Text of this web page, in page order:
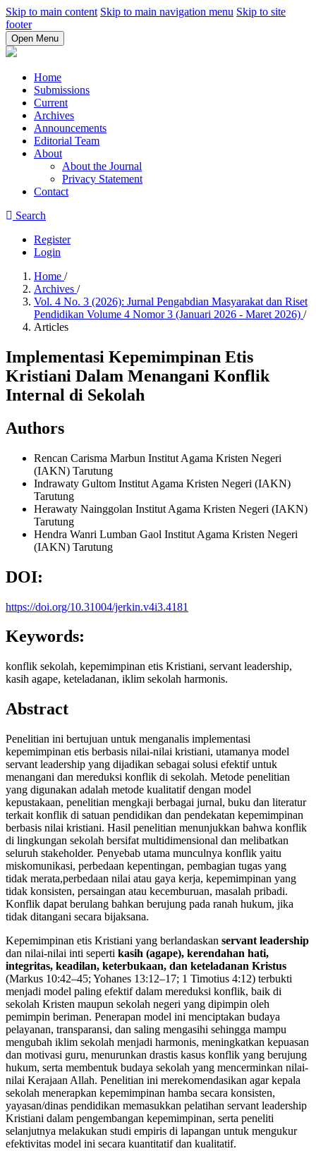
Skip to main content Skip to main navigation menu Skip to site
footer
Open Menu
Home
Submissions
Current
Archives
Announcements
Editorial Team
About
About the Journal
Privacy Statement
Contact
Search
Register
Login
Home /
Archives /
Vol. 4 No. 3 (2026): Jurnal Pengabdian Masyarakat dan Riset
Pendidikan Volume 4 Nomor 3 (Januari 2026 - Maret 2026) /
Articles
Implementasi Kepemimpinan Etis
Kristiani Dalam Menangani Konflik
Internal di Sekolah
Authors
Rencan Carisma Marbun Institut Agama Kristen Negeri
(IAKN) Tarutung
Indrawaty Gultom Institut Agama Kristen Negeri (IAKN)
Tarutung
Herawaty Nainggolan Institut Agama Kristen Negeri (IAKN)
Tarutung
Hendra Wanri Lumban Gaol Institut Agama Kristen Negeri
(IAKN) Tarutung
DOI:
https://doi.org/10.31004/jerkin.v4i3.4181
Keywords:
konflik sekolah, kepemimpinan etis Kristiani, servant leadership,
kasih agape, keteladanan, iklim sekolah harmonis.
Abstract
Penelitian ini bertujuan untuk menganalis implementasi
kepemimpinan etis berbasis nilai-nilai kristiani, utamanya model
servant leadership yang dijadikan sebagai solusi efektif untuk
menangani dan mereduksi konflik di sekolah. Metode penelitian
yang digunakan adalah metode kualitatif dengan model
kepustakaan, penelitian mengkaji berbagai jurnal, buku dan literatur
terkait konflik di satuan pendidikan dan pendekatan kepemimpinan
berbasis nilai kristiani. Hasil penelitian menunjukkan bahwa konflik
di lingkungan sekolah bersifat multidimensional dan melibatkan
seluruh stakeholder. Penyebab utama munculnya konflik yaitu
miskomunikasi, perbedaan kepentingan, pembagian tugas yang
tidak merata,perbedaan nilai atau gaya kerja, kepemimpinan yang
tidak konsisten, persaingan atau kecemburuan, masalah pribadi.
Konflik dapat berulang bahkan berujung pada ranah hukum, jika
tidak ditangani secara bijaksana.
Kepemimpinan etis Kristiani yang berlandaskan servant leadership
dan nilai-nilai inti seperti kasih (agape), kerendahan hati,
integritas, keadilan, keterbukaan, dan keteladanan Kristus
(Markus 10:42–45; Yohanes 13:12–17; 1 Timotius 4:12) terbukti
menjadi model paling efektif dalam mereduksi konflik, baik di
sekolah Kristen maupun sekolah negeri yang dipimpin oleh
pemimpin beriman. Penerapan model ini menciptakan budaya
pelayanan, transparansi, dan saling mengasihi sehingga mampu
mengubah iklim sekolah menjadi harmonis, meningkatkan kepuasan
dan motivasi guru, menurunkan drastis kasus konflik yang berujung
hukum, serta membentuk budaya sekolah yang mencerminkan nilai-
nilai Kerajaan Allah. Penelitian ini merekomendasikan agar kepala
sekolah menerapkan kepemimpinan hamba secara konsisten,
yayasan/dinas pendidikan memasukkan pelatihan servant leadership
Kristiani dalam pengembangan kepemimpinan, serta peneliti
selanjutnya melakukan studi empiris di lapangan untuk mengukur
efektivitas model ini secara kuantitatif dan kualitatif.